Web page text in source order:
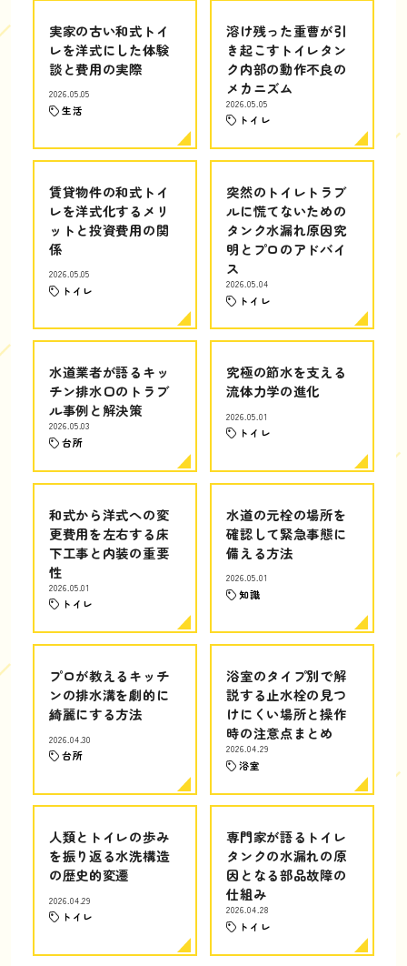
実家の古い和式トイ
レを洋式にした体験
談と費用の実際
2026.05.05
生活
溶け残った重曹が引
き起こすトイレタン
ク内部の動作不良の
メカニズム
2026.05.05
トイレ
賃貸物件の和式トイ
レを洋式化するメリ
ットと投資費用の関
係
2026.05.05
トイレ
突然のトイレトラブ
ルに慌てないための
タンク水漏れ原因究
明とプロのアドバイ
ス
2026.05.04
トイレ
水道業者が語るキッ
チン排水口のトラブ
ル事例と解決策
2026.05.03
台所
究極の節水を支える
流体力学の進化
2026.05.01
トイレ
和式から洋式への変
更費用を左右する床
下工事と内装の重要
性
2026.05.01
トイレ
水道の元栓の場所を
確認して緊急事態に
備える方法
2026.05.01
知識
プロが教えるキッチ
ンの排水溝を劇的に
綺麗にする方法
2026.04.30
台所
浴室のタイプ別で解
説する止水栓の見つ
けにくい場所と操作
時の注意点まとめ
2026.04.29
浴室
人類とトイレの歩み
を振り返る水洗構造
の歴史的変遷
2026.04.29
トイレ
専門家が語るトイレ
タンクの水漏れの原
因となる部品故障の
仕組み
2026.04.28
トイレ